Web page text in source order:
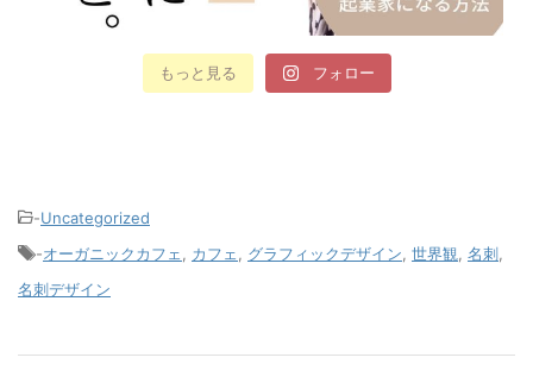
もっと見る フォロー
-Uncategorized
-オーガニックカフェ カフェ グラフィックデザイン 世界観 名刺
名刺デザイン